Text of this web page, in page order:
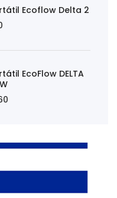
Ecoflow Delta 2
EcoFlow DELTA